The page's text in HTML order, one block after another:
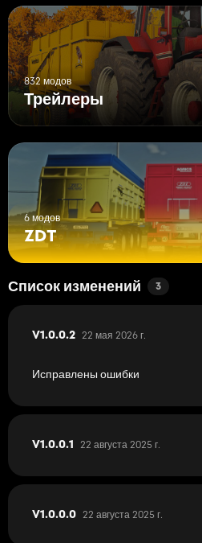
личное сообщение, и я исправим их)
✅ Наслаждайтесь модом!
832 модов
Трейлеры
6 модов
ZDT
Список изменений 3
V1.0.0.2 22 мая 2026 г.
Исправлены ошибки
V1.0.0.1 22 августа 2025 г.
V1.0.0.0 22 августа 2025 г.